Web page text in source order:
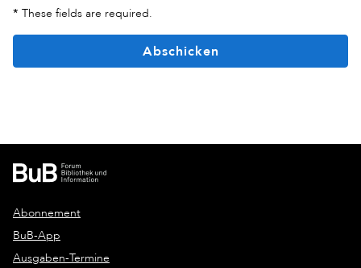
* These fields are required.
Abschicken
Abonnement
BuB-App
Ausgaben-Termine